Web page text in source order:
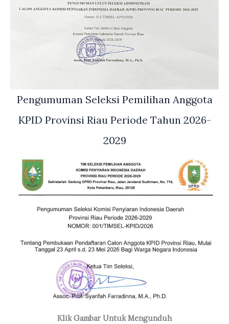
Pengumuman Seleksi Pemilihan Anggota
KPID Provinsi Riau Periode Tahun 2026-
2029
Klik Gambar Untuk Mengunduh